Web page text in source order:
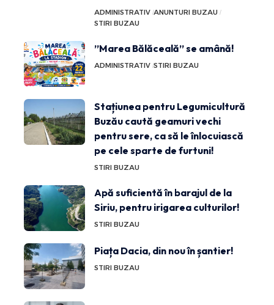
ADMINISTRATIV ANUNTURI BUZAU
STIRI BUZAU
”Marea Bălăceală” se amână!
ADMINISTRATIV STIRI BUZAU
Stațiunea pentru Legumicultură
Buzău caută geamuri vechi
pentru sere, ca să le înlocuiască
pe cele sparte de furtuni!
STIRI BUZAU
Apă suficientă în barajul de la
Siriu, pentru irigarea culturilor!
STIRI BUZAU
Piața Dacia, din nou în șantier!
STIRI BUZAU